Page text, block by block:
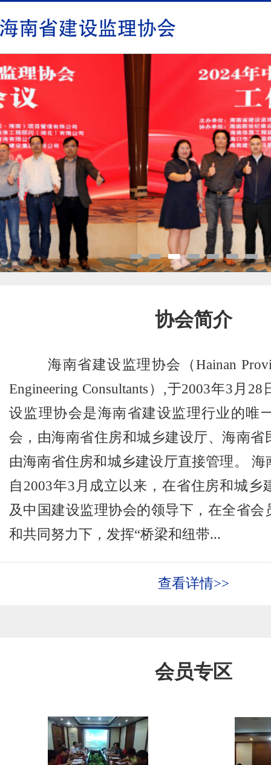
协会简介
海南省建设监理协会（Hainan
Engineering Consultants）,于2003年3月
设监理协会是海南省建设监理行业的唯
会，由海南省住房和城乡建设厅、海南省
由海南省住房和城乡建设厅直接管理。
自2003年3月成立以来，在省住房和城乡
及中国建设监理协会的领导下，在全省会
和共同努力下，发挥“桥梁和纽带...
查看详情>>
会员专区